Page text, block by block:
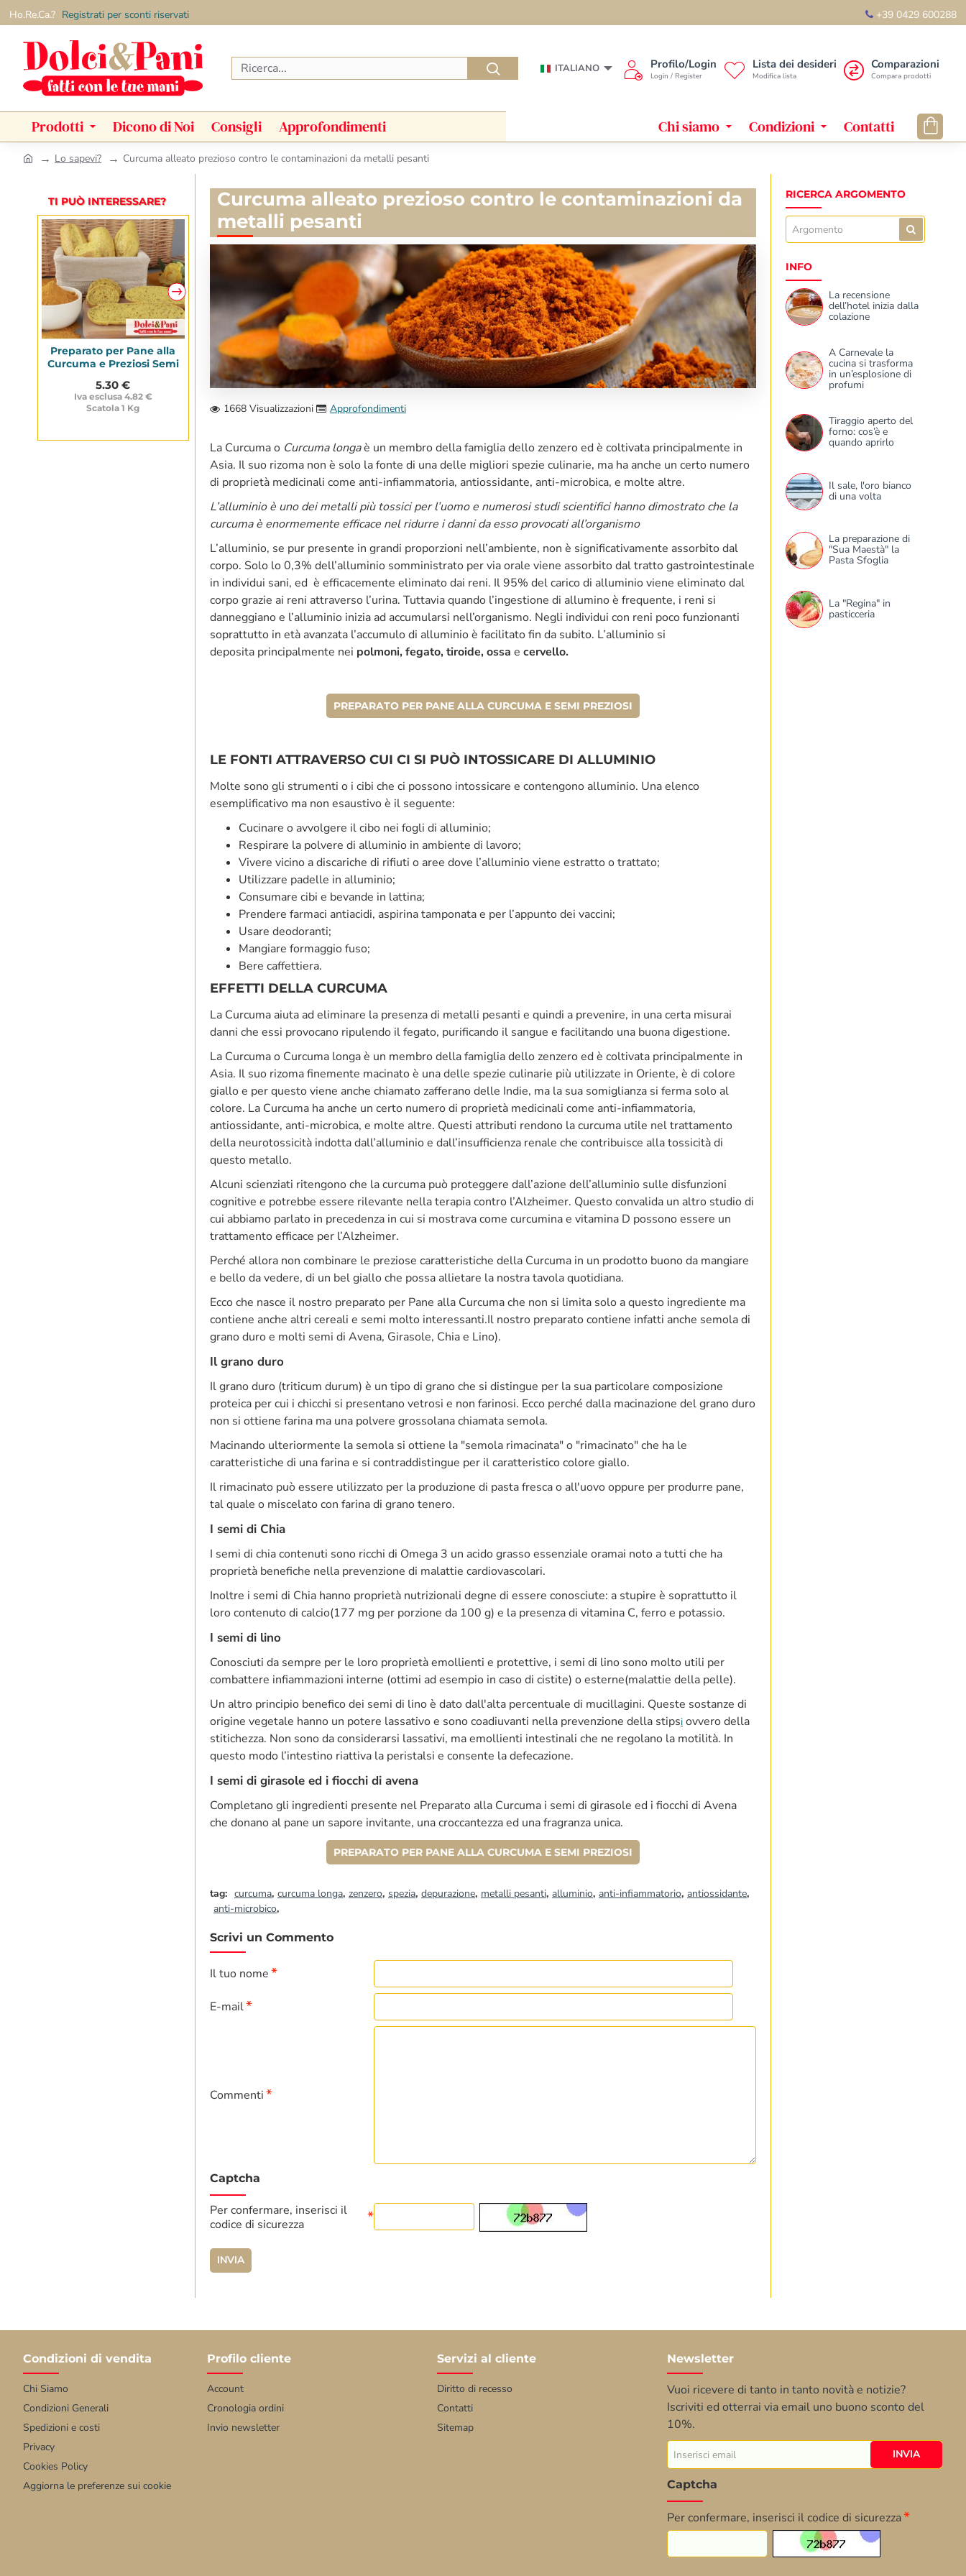
Ho.Re.Ca.? Registrati per sconti riservati +39 0429 600288
Ricerca... ITALIANO Profilo/Login
Login / Register
Lista dei desideri
Modifica lista
Comparazioni
Compara prodotti
Prodotti Dicono di Noi Consigli Approfondimenti Chi siamo Condizioni Contatti
Lo sapevi? Curcuma alleato prezioso contro le contaminazioni da metalli pesanti
TI PUÒ INTERESSARE?
Preparato per Pane alla
Curcuma e Preziosi Semi
5.30 €
Iva esclusa 4.82 €
Scatola 1 Kg
Curcuma alleato prezioso contro le contaminazioni da
metalli pesanti
1668 Visualizzazioni Approfondimenti
La Curcuma o Curcuma longaè un membro della famiglia dello zenzero ed è coltivata principalmente in
Asia. Il suo rizoma non è solo la fonte di una delle migliori spezie culinarie, ma ha anche un certo numero
di proprietà medicinali come anti-infiammatoria, antiossidante, anti-microbica, e molte altre.
L’alluminio è uno dei metalli più tossici per l’uomo e numerosi studi scientifici hanno dimostrato che la
curcuma è enormemente efficace nel ridurre i danni da esso provocati all’organismo
L’alluminio, se pur presente in grandi proporzioni nell’ambiente, non è significativamente assorbito dal
corpo. Solo lo 0,3% dell’alluminio somministrato per via orale viene assorbito dal tratto gastrointestinale
in individui sani, ed è efficacemente eliminato dai reni. Il 95% del carico di alluminio viene eliminato dal
corpo grazie ai reni attraverso l’urina. Tuttavia quando l’ingestione di allumino è frequente, i reni si
danneggiano e l’alluminio inizia ad accumularsi nell’organismo. Negli individui con reni poco funzionanti
soprattutto in età avanzata l’accumulo di alluminio è facilitato fin da subito. L’alluminio si
deposita principalmente nei polmoni, fegato, tiroide, ossa e cervello.
PREPARATO PER PANE ALLA CURCUMA E SEMI PREZIOSI
LE FONTI ATTRAVERSO CUI CI SI PUÒ INTOSSICARE DI ALLUMINIO
Molte sono gli strumenti o i cibi che ci possono intossicare e contengono alluminio. Una elenco
esemplificativo ma non esaustivo è il seguente:
Cucinare o avvolgere il cibo nei fogli di alluminio;
Respirare la polvere di alluminio in ambiente di lavoro;
Vivere vicino a discariche di rifiuti o aree dove l’alluminio viene estratto o trattato;
Utilizzare padelle in alluminio;
Consumare cibi e bevande in lattina;
Prendere farmaci antiacidi, aspirina tamponata e per l’appunto dei vaccini;
Usare deodoranti;
Mangiare formaggio fuso;
Bere caffettiera.
EFFETTI DELLA CURCUMA
La Curcuma aiuta ad eliminare la presenza di metalli pesanti e quindi a prevenire, in una certa misurai
danni che essi provocano ripulendo il fegato, purificando il sangue e facilitando una buona digestione.
La Curcuma o Curcuma longa è un membro della famiglia dello zenzero ed è coltivata principalmente in
Asia. Il suo rizoma finemente macinato è una delle spezie culinarie più utilizzate in Oriente, è di colore
giallo e per questo viene anche chiamato zafferano delle Indie, ma la sua somiglianza si ferma solo al
colore. La Curcuma ha anche un certo numero di proprietà medicinali come anti-infiammatoria,
antiossidante, anti-microbica, e molte altre. Questi attributi rendono la curcuma utile nel trattamento
della neurotossicità indotta dall’alluminio e dall’insufficienza renale che contribuisce alla tossicità di
questo metallo.
Alcuni scienziati ritengono che la curcuma può proteggere dall’azione dell’alluminio sulle disfunzioni
cognitive e potrebbe essere rilevante nella terapia contro l’Alzheimer. Questo convalida un altro studio di
cui abbiamo parlato in precedenza in cui si mostrava come curcumina e vitamina D possono essere un
trattamento efficace per l’Alzheimer.
Perché allora non combinare le preziose caratteristiche della Curcuma in un prodotto buono da mangiare
e bello da vedere, di un bel giallo che possa allietare la nostra tavola quotidiana.
Ecco che nasce il nostro preparato per Pane alla Curcuma che non si limita solo a questo ingrediente ma
contiene anche altri cereali e semi molto interessanti.Il nostro preparato contiene infatti anche semola di
grano duro e molti semi di Avena, Girasole, Chia e Lino).
Il grano duro
Il grano duro (triticum durum) è un tipo di grano che si distingue per la sua particolare composizione
proteica per cui i chicchi si presentano vetrosi e non farinosi. Ecco perché dalla macinazione del grano duro
non si ottiene farina ma una polvere grossolana chiamata semola.
Macinando ulteriormente la semola si ottiene la "semola rimacinata" o "rimacinato" che ha le
caratteristiche di una farina e si contraddistingue per il caratteristico colore giallo.
Il rimacinato può essere utilizzato per la produzione di pasta fresca o all'uovo oppure per produrre pane,
tal quale o miscelato con farina di grano tenero.
I semi di Chia
I semi di chia contenuti sono ricchi di Omega 3 un acido grasso essenziale oramai noto a tutti che ha
proprietà benefiche nella prevenzione di malattie cardiovascolari.
Inoltre i semi di Chia hanno proprietà nutrizionali degne di essere conosciute: a stupire è soprattutto il
loro contenuto di calcio(177 mg per porzione da 100 g) e la presenza di vitamina C, ferro e potassio.
I semi di lino
Conosciuti da sempre per le loro proprietà emollienti e protettive, i semi di lino sono molto utili per
combattere infiammazioni interne (ottimi ad esempio in caso di cistite) o esterne(malattie della pelle).
Un altro principio benefico dei semi di lino è dato dall'alta percentuale di mucillagini. Queste sostanze di
origine vegetale hanno un potere lassativo e sono coadiuvanti nella prevenzione della stipsi ovvero della
stitichezza. Non sono da considerarsi lassativi, ma emollienti intestinali che ne regolano la motilità. In
questo modo l’intestino riattiva la peristalsi e consente la defecazione.
I semi di girasole ed i fiocchi di avena
Completano gli ingredienti presente nel Preparato alla Curcuma i semi di girasole ed i fiocchi di Avena
che donano al pane un sapore invitante, una croccantezza ed una fragranza unica.
PREPARATO PER PANE ALLA CURCUMA E SEMI PREZIOSI
tag: curcuma, curcuma longa, zenzero, spezia, depurazione, metalli pesanti, alluminio, anti-infiammatorio, antiossidante,
anti-microbico,
Scrivi un Commento
Il tuo nome
E-mail
Commenti
Captcha
Per confermare, inserisci il
codice di sicurezza
INVIA
RICERCA ARGOMENTO
INFO
La recensione
dell’hotel inizia dalla
colazione
A Carnevale la
cucina si trasforma
in un’esplosione di
profumi
Tiraggio aperto del
forno: cos’è e
quando aprirlo
Il sale, l'oro bianco
di una volta
La preparazione di
"Sua Maestà" la
Pasta Sfoglia
La "Regina" in
pasticceria
Condizioni di vendita
Chi Siamo
Condizioni Generali
Spedizioni e costi
Privacy
Cookies Policy
Aggiorna le preferenze sui cookie
Profilo cliente
Account
Cronologia ordini
Invio newsletter
Servizi al cliente
Diritto di recesso
Contatti
Sitemap
Newsletter
Vuoi ricevere di tanto in tanto novità e notizie?
Iscriviti ed otterrai via email uno buono sconto del
10%.
Inserisci
email
INVIA
Captcha
Per confermare, inserisci il codice di sicurezza